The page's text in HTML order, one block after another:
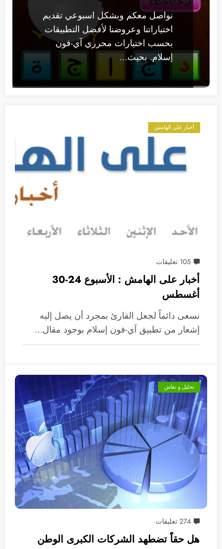
نواصل معكم وبشكل اسبوعي تقديم
اختياراتنا وعروضنا لأفضل التطبيقات
بحسب اختيارات محرري آي-فون
إسلام. بحيث…
أخبار على الهامش
105 تعليقات
أخبار على الهامش : الأسبوع 24-30
أغسطس
نسعى دائماً لجعل القارئ بمجرد أن يصل إليه
إشعار من تطبيق آي-فون إسلام بوجود مقال…
تحليل و نقاش
274 تعليقات
هل حقاً تضطهد الشركات الكبرى الوطن